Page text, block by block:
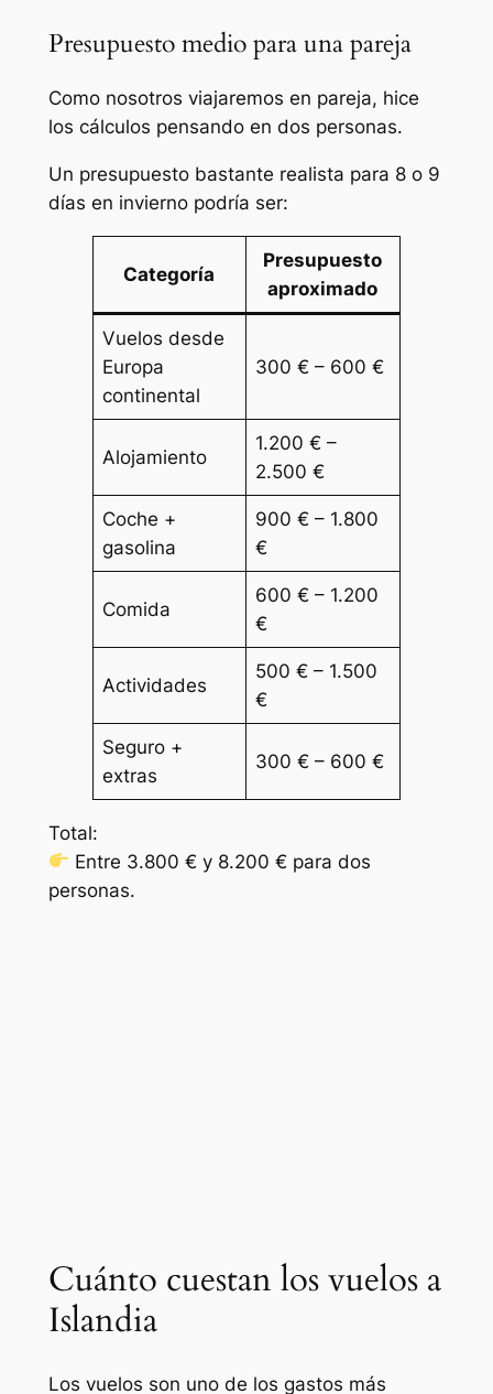
Presupuesto medio para una pareja
Como nosotros viajaremos en pareja, hice
los cálculos pensando en dos personas.
Un presupuesto bastante realista para 8 o 9
días en invierno podría ser:
Categoría
Presupuesto
aproximado
Vuelos desde
Europa
continental
300 € – 600 €
Alojamiento
1.200 € –
2.500 €
Coche +
gasolina
900 € – 1.800
€
Comida
600 € – 1.200
€
Actividades
500 € – 1.500
€
Seguro +
extras
300 € – 600 €
Total:
Entre 3.800 € y 8.200 € para dos
personas.
Cuánto cuestan los vuelos a
Islandia
Los vuelos son uno de los gastos más